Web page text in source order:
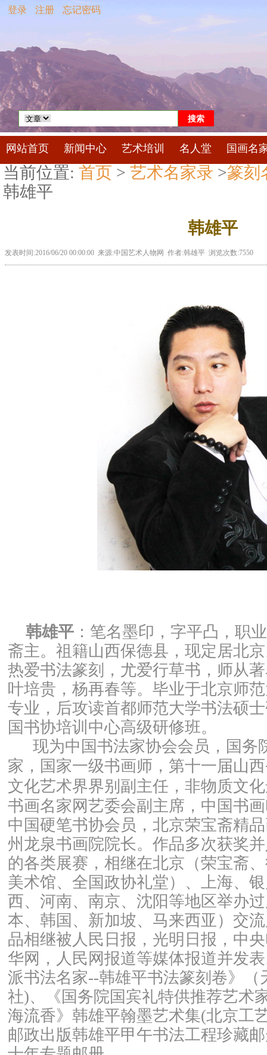
网站首页 新闻中心 艺术培训 名人堂 国画名
登录 注册 忘记密码
当前位置: 首页 > 艺术名家录 >篆刻
韩雄平
韩雄平
发表时间:2016/06/20 00:00:00 来源:中国艺术人物网 作者:韩雄平 浏览次数:7550
韩雄平 ： 笔名墨印，字平凸，职
斋主。 祖籍山西保德县，现定居北
热爱书法篆刻，尤爱行草书，师从
叶培贵，杨再春等。 毕业于北京师
专业，后攻读首都师范大学书法硕
国书协培训中心高级研修班。
现为中国书法家协会会员，国务
家，国家一级书画师， 第十一届山
文化艺术界界别副主任，非物质文
书画名家网艺委会副主席，中国书
中国硬笔书协会员，北京荣宝斋精
州龙泉书画院院长。作品多次获奖
的各类展赛，相继在北京（荣宝斋
美术馆、全国政协礼堂）、上海、
西、河南、南京、沈阳等地区举办
本、韩国、新加坡、马来西亚）交
品相继被人民日报，光明日报，中
华网，人民网报道等媒体报道并发
派书法名家--韩雄平书法篆刻卷》（
社)、《国务院国宾礼特供推荐艺术
海流香》韩雄平翰墨艺术集(北京工
邮政出版韩雄平甲午书法工程珍藏